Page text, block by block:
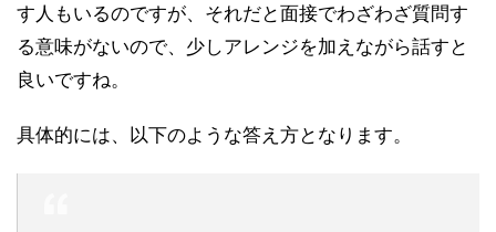
す人もいるのですが、それだと面接でわざわざ質問す
る意味がないので、少しアレンジを加えながら話すと
良いですね。
具体的には、以下のような答え方となります。